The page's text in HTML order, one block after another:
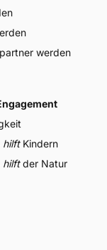
werden
hilftKindern
hilftder Natur